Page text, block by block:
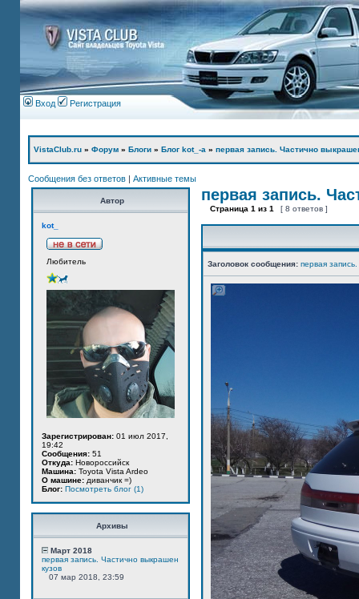
Вход Регистрация
VistaClub.ru » Форум » Блоги » Блог kot_-а » первая запись. Частично
Сообщения без ответов | Активные темы
Автор
kot_
Любитель
Зарегистрирован: 01 июл 2017,
19:42
Сообщения: 51
Откуда: Новороссийск
Машина: Toyota Vista Ardeo
О машине: диванчик =)
Блог: Посмотреть блог (1)
Архивы
Март 2018
первая запись. Частично выкрашен
кузов
07 мар 2018, 23:59
первая запись.
Страница 1 из 1 [ 8 ответов ]
Заголовок сообщения: первая